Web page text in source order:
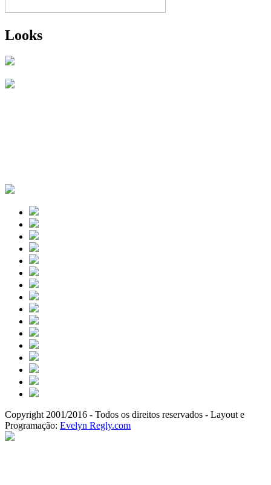
Looks
Copyright 2001/2016 - Todos os direitos reservados - Layout e
Programação: Evelyn Regly.com